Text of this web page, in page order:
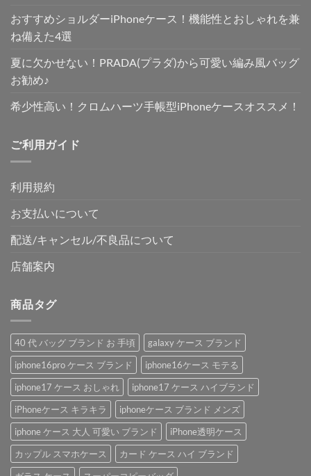
おすすめショルダーiPhoneケース！機能性とおしゃれを兼
ね備えた4選
夏に欠かせない！PRADA(プラダ)から可愛い編み風バッグ
お勧め♪
希少性高い！クロムハーツ手帳型iPhoneケースオススメ！
ご利用ガイド
利用規約
お支払いについて
配送/キャンセル/不良品について
店舗案内
商品タグ
40 代 バッグ ブランド お 手頃
galaxy ケース ブランド
iphone16pro ケース ブランド
iphone16ケース モテる
iphone17 ケース おしゃれ
iphone17 ケース ハイブランド
iPhoneケース キラキラ
iphoneケース ブランド メンズ
iphone ケース 大人 可愛い ブランド
iPhone透明ケース
カップル スマホケース
カード ケース ハイ ブランド